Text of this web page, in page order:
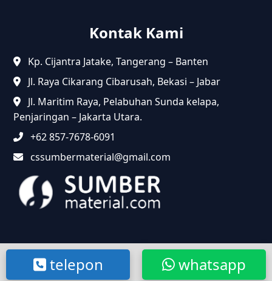
Kontak Kami
Kp. Cijantra Jatake, Tangerang – Banten
Jl. Raya Cikarang Cibarusah, Bekasi – Jabar
Jl. Maritim Raya, Pelabuhan Sunda kelapa,
Penjaringan – Jakarta Utara.
+62 857-7678-6091
cssumbermaterial@gmail.com
@2024 Sumbermaterial.com. Semua Hak Dilindungi.
whatsapp
telepon